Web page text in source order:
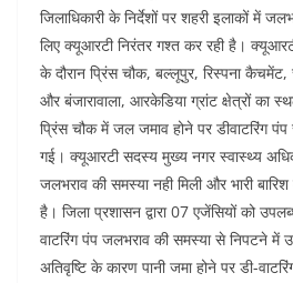
जिलाधिकारी के निर्देशों पर शहरी इलाकों में
लिए क्यूआरटी निरंतर गश्त कर रही है।
के दौरान प्रिंस चौक, बल्लूपुर, रिस्पना कैचमेंट,
और बंजारावाला, आरकेडिया ग्रांट क्षेत्रों का
प्रिंस चौक में जल जमाव होने पर डीवाटरिंग पंप
गई। क्यूआरटी सदस्य मुख्य नगर स्वास्थ्य
जलभराव की समस्या नही मिली और भारी
है। जिला प्रशासन द्वारा 07 एजेंसियों को
वाटरिंग पंप जलभराव की समस्या से निपटने में
अतिवृष्टि के कारण पानी जमा होने पर डी-